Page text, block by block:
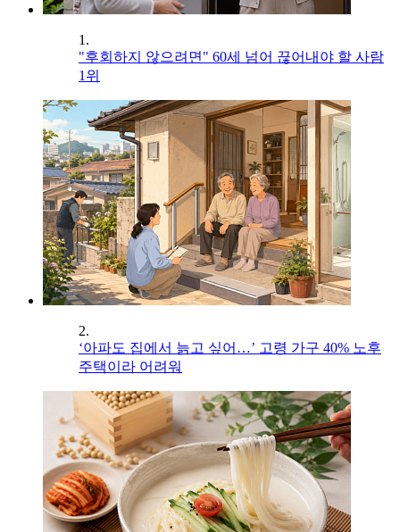
1.
"후회하지 않으려면" 60세 넘어 끊어내야 할 사람
1위
2.
‘아파도 집에서 늙고 싶어…’ 고령 가구 40% 노후
주택이라 어려워